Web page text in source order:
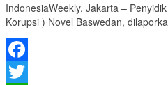
IndonesiaWeekly, Jakarta –
Korupsi ) Novel Baswedan,
Facebook